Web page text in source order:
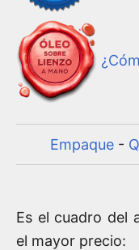
Empaque -
Es el cuadro del
el mayor precio: